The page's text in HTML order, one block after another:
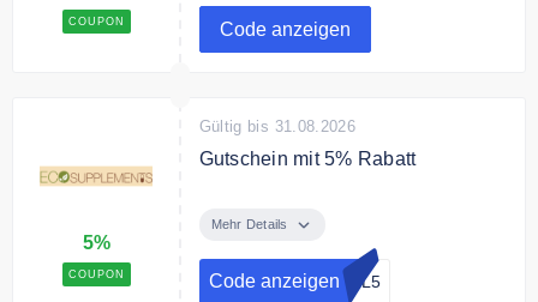
COUPON Code anzeigen
5%
COUPON
Gültig bis 31.08.2026
Gutschein mit 5% Rabatt
auf alles (einschließlich
reduzierter Produkte)
Mehr Details
Code anzeigen FIL5